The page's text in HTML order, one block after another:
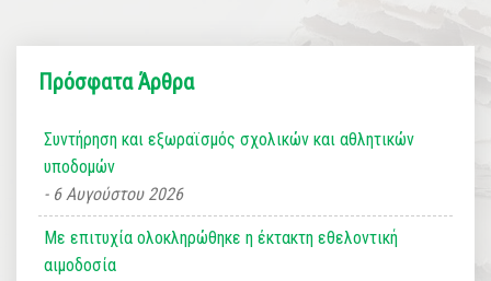
Πρόσφατα Άρθρα
Συντήρηση και εξωραϊσμός σχολικών και αθλητικών
υποδομών
6 Αυγούστου 2026
Με επιτυχία ολοκληρώθηκε η έκτακτη εθελοντική
αιμοδοσία